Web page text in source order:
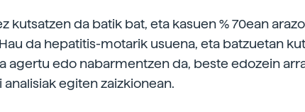
kutsatzen da batik bat, eta kasuen % 70ean
da hepatitis-motarik usuena, eta batzuetan
agertu edo nabarmentzen da, beste edozein
egiten zaizkionean.